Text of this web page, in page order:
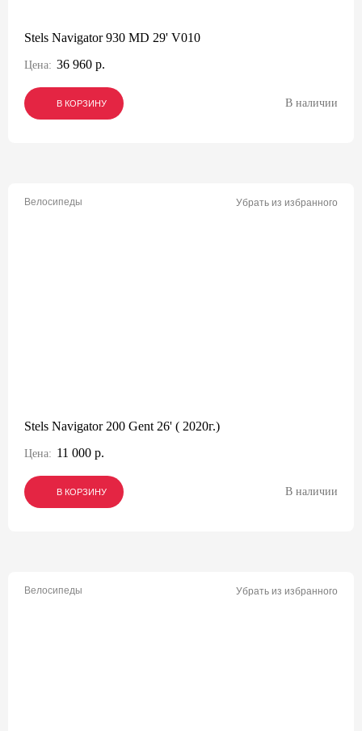
Stels Navigator 930 MD 29' V010
Цена: 36 960 р.
В КОРЗИНУ
В КОРЗИНУ
В КОРЗИНУ В наличии
Велосипеды Убрать из избранного
Stels Navigator 200 Gent 26' ( 2020г.)
Цена: 11 000 р.
В КОРЗИНУ
В КОРЗИНУ
В КОРЗИНУ В наличии
Велосипеды Убрать из избранного